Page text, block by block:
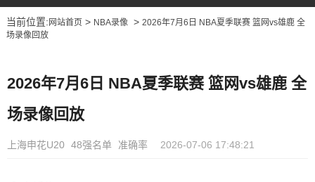
当前位置: 网站首页> NBA录像 > 2026年7月6日 NBA夏季联赛 篮网vs雄鹿 全
场录像回放
2026年7月6日 NBA夏季联赛 篮网vs雄鹿 全
场录像回放
上海申花U20 48强名单 准确率 2026-07-06 17:48:21